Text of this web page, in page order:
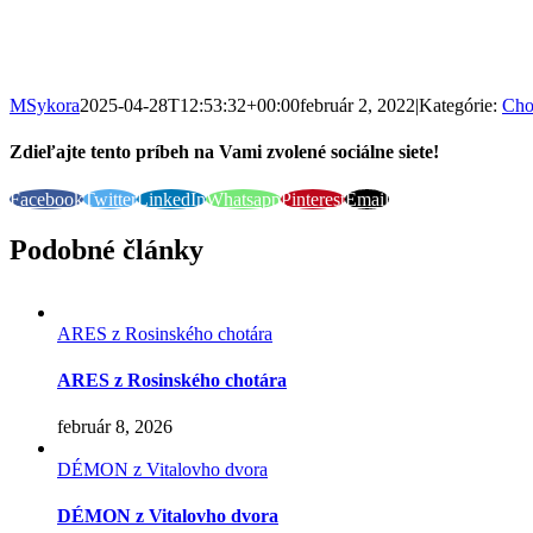
MSykora2025-04-28T12:53:32+00:00február 2, 2022|Kategórie:
Zdieľajte tento príbeh na Vami zvolené sociálne siete!
FacebookTwitterLinkedInWhatsappPinterestEmail
Podobné články
ARES z Rosinského chotára
ARES z Rosinského chotára
február 8, 2026
DÉMON z Vitalovho dvora
DÉMON z Vitalovho dvora